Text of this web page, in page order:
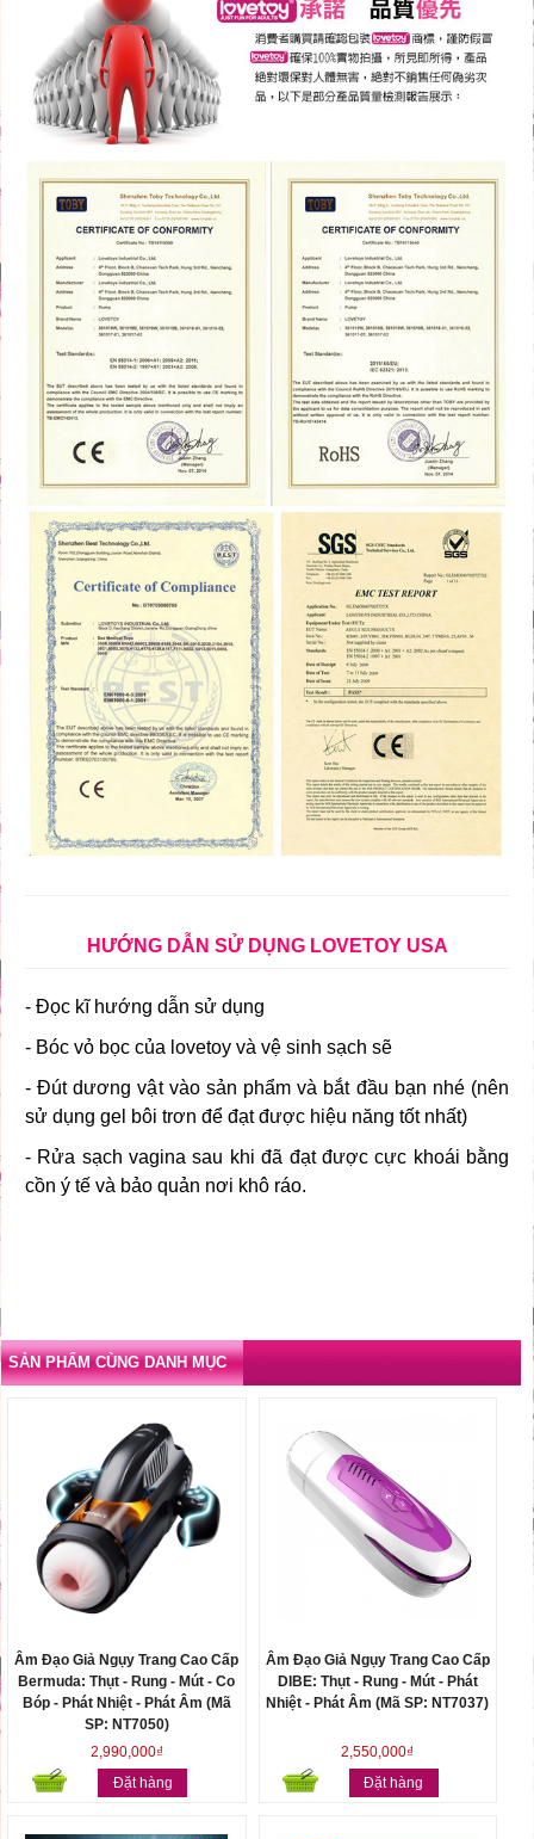
HƯỚNG DẪN SỬ DỤNG LOVETOY USA
- Đọc kĩ hướng dẫn sử dụng
- Bóc vỏ bọc của lovetoy và vệ sinh sạch sẽ
- Đút dương vật vào sản phẩm và bắt đầu bạn nhé (nên
sử dụng gel bôi trơn để đạt được hiệu năng tốt nhất)
- Rửa sạch vagina sau khi đã đạt được cực khoái bằng
cồn ý tế và bảo quản nơi khô ráo.
SẢN PHẨM CÙNG DANH MỤC
Âm Đạo Giả Ngụy Trang Cao Cấp
Bermuda: Thụt - Rung - Mút - Co
Bóp - Phát Nhiệt - Phát Âm (Mã
SP: NT7050)
2,990,000₫
Đặt hàng
Âm Đạo Giả Ngụy Trang Cao Cấp
DIBE: Thụt - Rung - Mút - Phát
Nhiệt - Phát Âm (Mã SP: NT7037)
2,550,000₫
Đặt hàng